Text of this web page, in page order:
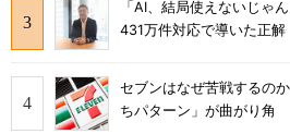
「AI、結局使えないじゃ
431万件対応で導いた正解
セブンはなぜ苦戦するの
ちパターン」が曲がり角